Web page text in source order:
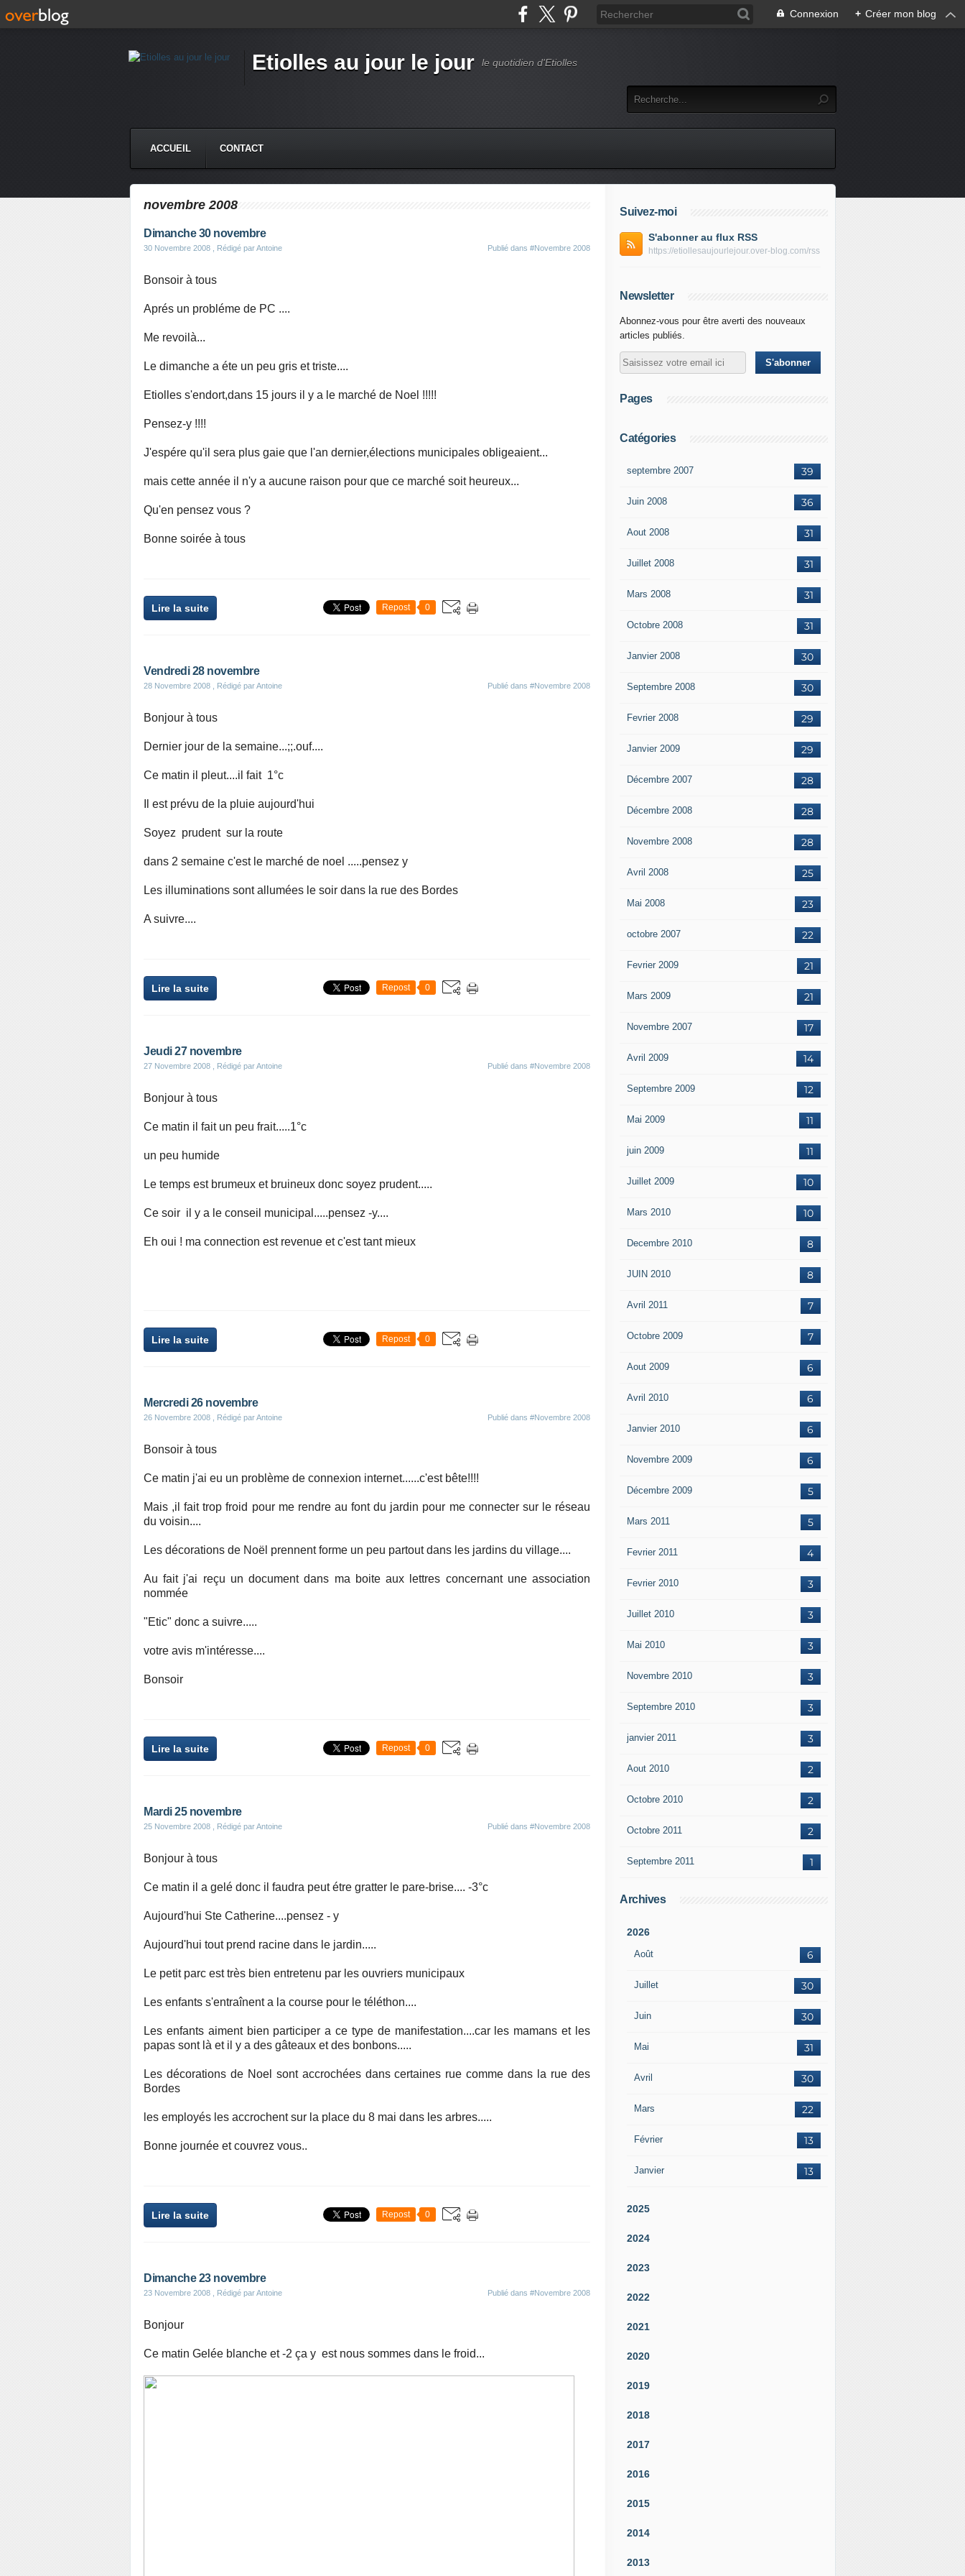
Connexion + Créer mon blog
Etiolles au jour le jour le quotidien d'Etiolles
ACCUEIL CONTACT
novembre 2008
Dimanche 30 novembre
30 Novembre 2008 , Rédigé par Antoine Publié dans #Novembre 2008
Bonsoir à tous
Aprés un probléme de PC ....
Me revoilà...
Le dimanche a éte un peu gris et triste....
Etiolles s'endort,dans 15 jours il y a le marché de Noel !!!!!
Pensez-y !!!!
J'espére qu'il sera plus gaie que l'an dernier,élections municipales obligeaient...
mais cette année il n'y a aucune raison pour que ce marché soit heureux...
Qu'en pensez vous ?
Bonne soirée à tous
Lire la suite Repost 0
Vendredi 28 novembre
28 Novembre 2008 , Rédigé par Antoine Publié dans #Novembre 2008
Bonjour à tous
Dernier jour de la semaine...;;.ouf....
Ce matin il pleut....il fait 1°c
Il est prévu de la pluie aujourd'hui
Soyez prudent sur la route
dans 2 semaine c'est le marché de noel .....pensez y
Les illuminations sont allumées le soir dans la rue des Bordes
A suivre....
Lire la suite Repost 0
Jeudi 27 novembre
27 Novembre 2008 , Rédigé par Antoine Publié dans #Novembre 2008
Bonjour à tous
Ce matin il fait un peu frait.....1°c
un peu humide
Le temps est brumeux et bruineux donc soyez prudent.....
Ce soir il y a le conseil municipal.....pensez -y....
Eh oui ! ma connection est revenue et c'est tant mieux
Lire la suite Repost 0
Mercredi 26 novembre
26 Novembre 2008 , Rédigé par Antoine Publié dans #Novembre 2008
Bonsoir à tous
Ce matin j'ai eu un problème de connexion internet......c'est bête!!!!
Mais ,il fait trop froid pour me rendre au font du jardin pour me connecter sur le réseau
du voisin....
Les décorations de Noël prennent forme un peu partout dans les jardins du village....
Au fait j'ai reçu un document dans ma boite aux lettres concernant une association
nommée
"Etic" donc a suivre.....
votre avis m'intéresse....
Bonsoir
Lire la suite Repost 0
Mardi 25 novembre
25 Novembre 2008 , Rédigé par Antoine Publié dans #Novembre 2008
Bonjour à tous
Ce matin il a gelé donc il faudra peut étre gratter le pare-brise.... -3°c
Aujourd'hui Ste Catherine....pensez - y
Aujourd'hui tout prend racine dans le jardin.....
Le petit parc est très bien entretenu par les ouvriers municipaux
Les enfants s'entraînent a la course pour le téléthon....
Les enfants aiment bien participer a ce type de manifestation....car les mamans et les
papas sont là et il y a des gâteaux et des bonbons.....
Les décorations de Noel sont accrochées dans certaines rue comme dans la rue des
Bordes
les employés les accrochent sur la place du 8 mai dans les arbres.....
Bonne journée et couvrez vous..
Lire la suite Repost 0
Dimanche 23 novembre
23 Novembre 2008 , Rédigé par Antoine Publié dans #Novembre 2008
Bonjour
Ce matin Gelée blanche et -2 ça y est nous sommes dans le froid...
Suivez-moi
S'abonner au flux RSS
https://etiollesaujourlejour.over-blog.com/rss
Newsletter
Abonnez-vous pour être averti des nouveaux
articles publiés.
Pages
Catégories
39
septembre 2007
36
Juin 2008
31
Aout 2008
31
Juillet 2008
31
Mars 2008
31
Octobre 2008
30
Janvier 2008
30
Septembre 2008
29
Fevrier 2008
29
Janvier 2009
28
Décembre 2007
28
Décembre 2008
28
Novembre 2008
25
Avril 2008
23
Mai 2008
22
octobre 2007
21
Fevrier 2009
21
Mars 2009
17
Novembre 2007
14
Avril 2009
12
Septembre 2009
11
Mai 2009
11
juin 2009
10
Juillet 2009
10
Mars 2010
8
Decembre 2010
8
JUIN 2010
7
Avril 2011
7
Octobre 2009
6
Aout 2009
6
Avril 2010
6
Janvier 2010
6
Novembre 2009
5
Décembre 2009
5
Mars 2011
4
Fevrier 2011
3
Fevrier 2010
3
Juillet 2010
3
Mai 2010
3
Novembre 2010
3
Septembre 2010
3
janvier 2011
2
Aout 2010
2
Octobre 2010
2
Octobre 2011
1
Septembre 2011
Archives
2026
Août 6
Juillet 30
Juin 30
Mai 31
Avril 30
Mars 22
Février 13
Janvier 13
2025
2024
2023
2022
2021
2020
2019
2018
2017
2016
2015
2014
2013